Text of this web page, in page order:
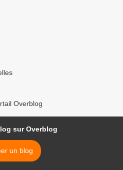
Overblog
sur Overblog
un blog